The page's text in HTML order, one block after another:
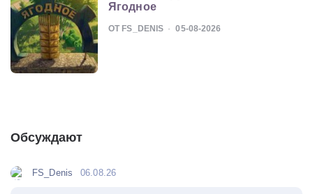
Ягодное
ОТ FS_DENIS 05-08-2026
Обсуждают
FS_Denis 06.08.26